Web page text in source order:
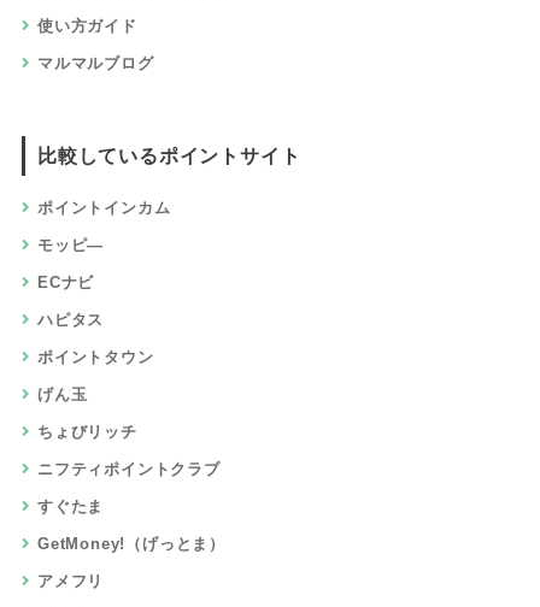
使い方ガイド
マルマルブログ
比較しているポイントサイト
ポイントインカム
モッピ―
ECナビ
ハピタス
ポイントタウン
げん玉
ちょびリッチ
ニフティポイントクラブ
すぐたま
GetMoney!（げっとま）
アメフリ